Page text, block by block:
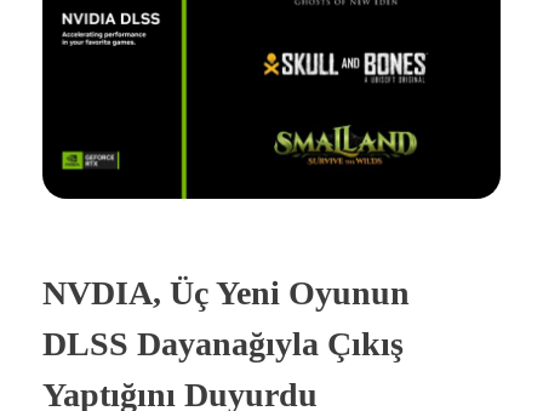
NVDIA, Üç Yeni Oyunun
DLSS Dayanağıyla Çıkış
Yaptığını Duyurdu